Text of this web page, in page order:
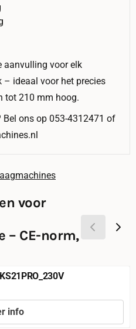
aanvulling voor elk
ideaal voor het precies
tot 210 mm hoog.
Bel ons op 053-4312471 of
voor
– CE-norm,
info